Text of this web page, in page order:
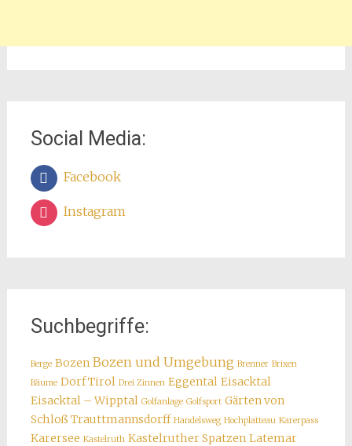
Social Media:
Facebook
Instagram
Suchbegriffe:
Berge Bozen Bozen und Umgebung Brenner Brixen
Bäume Dorf Tirol Drei Zinnen Eggental Eisacktal
Eisacktal – Wipptal Golfanlage Golfsport Gärten von
Schloß Trauttmannsdorff Handelsweg Hochplatteau Karerpass
Karersee Kastelruth Kastelruther Spatzen Latemar